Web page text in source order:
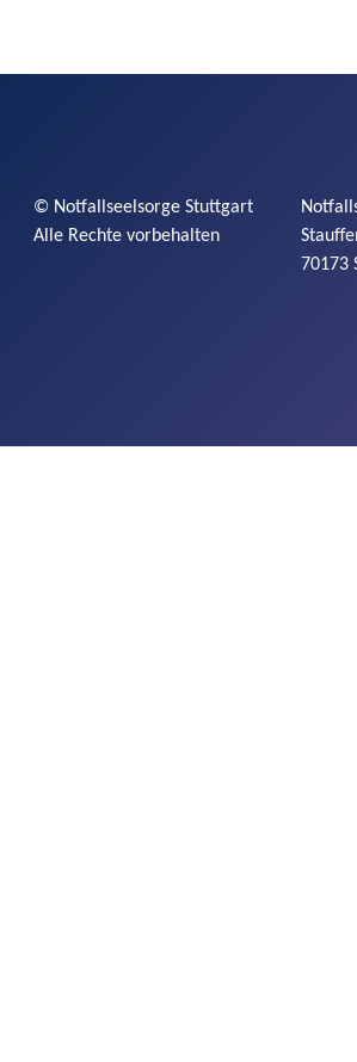
© Notfallseelsorge Stuttgart
Alle Rechte vorbehalten
70173